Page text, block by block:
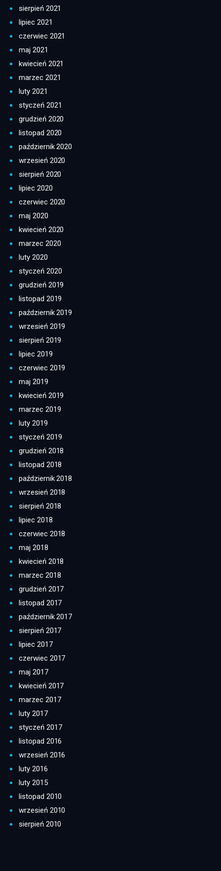
sierpień 2021
lipiec 2021
czerwiec 2021
maj 2021
kwiecień 2021
marzec 2021
luty 2021
styczeń 2021
grudzień 2020
listopad 2020
październik 2020
wrzesień 2020
sierpień 2020
lipiec 2020
czerwiec 2020
maj 2020
kwiecień 2020
marzec 2020
luty 2020
styczeń 2020
grudzień 2019
listopad 2019
październik 2019
wrzesień 2019
sierpień 2019
lipiec 2019
czerwiec 2019
maj 2019
kwiecień 2019
marzec 2019
luty 2019
styczeń 2019
grudzień 2018
listopad 2018
październik 2018
wrzesień 2018
sierpień 2018
lipiec 2018
czerwiec 2018
maj 2018
kwiecień 2018
marzec 2018
grudzień 2017
listopad 2017
październik 2017
sierpień 2017
lipiec 2017
czerwiec 2017
maj 2017
kwiecień 2017
marzec 2017
luty 2017
styczeń 2017
listopad 2016
wrzesień 2016
luty 2016
luty 2015
listopad 2010
wrzesień 2010
sierpień 2010